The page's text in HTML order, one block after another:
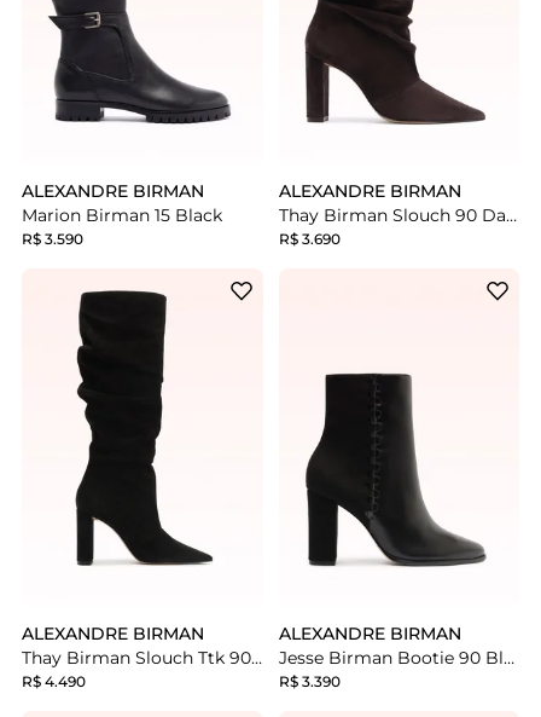
ALEXANDRE BIRMAN
Marion Birman 15 Black
R$ 3.590
ALEXANDRE BIRMAN
Thay Birman Slouch 90 Dark Brown
R$ 3.690
ALEXANDRE BIRMAN
Thay Birman Slouch Ttk 90 Black
R$ 4.490
ALEXANDRE BIRMAN
Jesse Birman Bootie 90 Black
R$ 3.390